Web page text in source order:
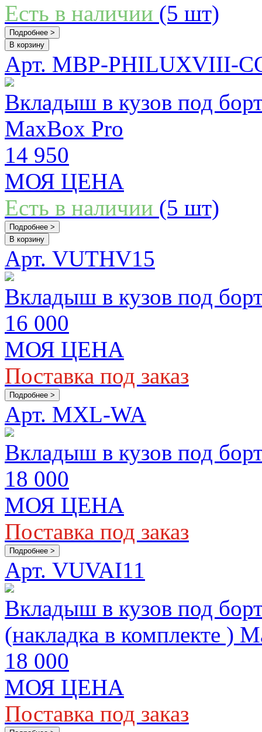
Есть в наличии (5 шт)
Подробнее >
В корзину
Арт. MBP-PHILUXVIII-
Вкладыш в кузов под
MaxBox Pro
14 950
МОЯ ЦЕНА
Есть в наличии (5 шт)
Подробнее >
В корзину
Арт. VUTHV15
Вкладыш в кузов под
16 000
МОЯ ЦЕНА
Поставка под заказ
Подробнее >
Арт. MXL-WA
Вкладыш в кузов под
18 000
МОЯ ЦЕНА
Поставка под заказ
Подробнее >
Арт. VUVAI11
Вкладыш в кузов под
(накладка в комплекте )
18 000
МОЯ ЦЕНА
Поставка под заказ